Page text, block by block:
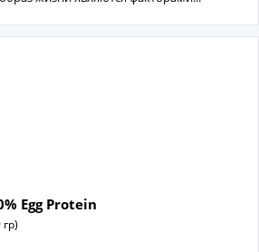
Egg Protein